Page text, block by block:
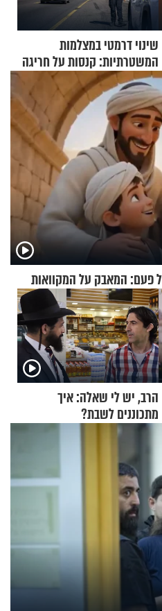
שינוי דרמטי במצלמות
המשטרתיות: קנסות על חריגה
קלה של מהירות
פעם: המאבק על המקוואות
הרב, יש לי שאלה: איך
מתכוננים לשבת?